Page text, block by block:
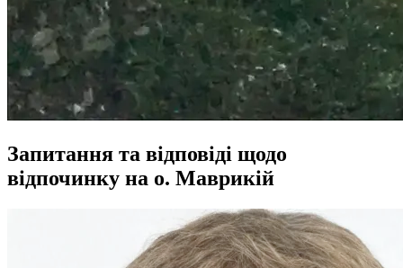
Запитання та відповіді щодо
відпочинку на о. Маврикій